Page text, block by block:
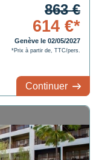
863 €
614 €*
Genève le 02/05/2027
*Prix à partir de, TTC/pers.
Continuer